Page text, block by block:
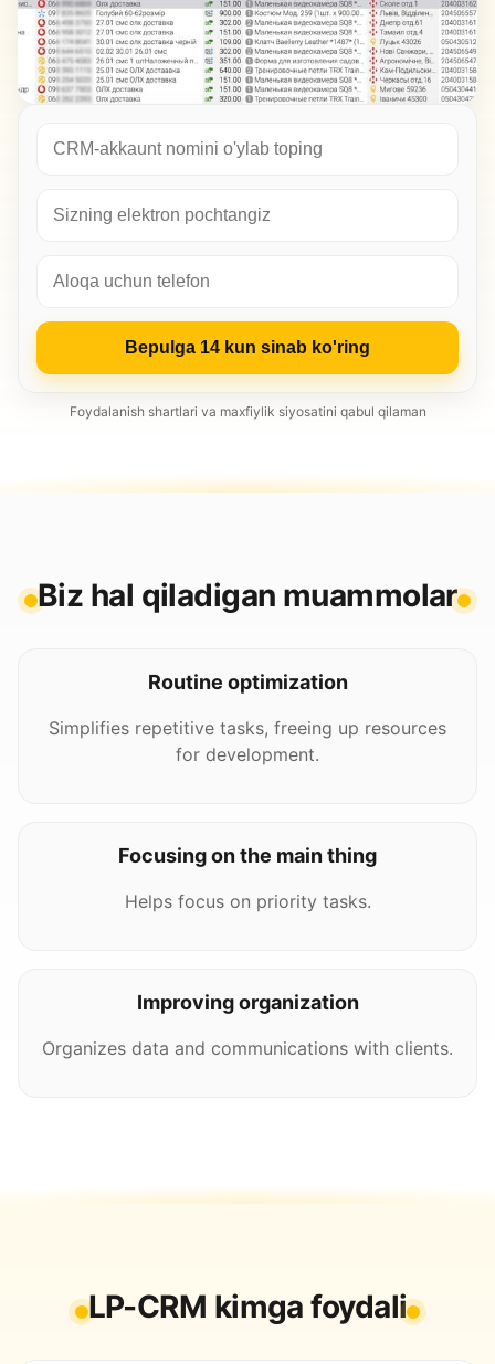
Bepulga 14 kun sinab ko'ring
Foydalanish shartlari va maxfiylik siyosatini qabul qilaman
Biz hal qiladigan muammolar
Routine optimization
Simplifies repetitive tasks, freeing up resources
for development.
Focusing on the main thing
Helps focus on priority tasks.
Improving organization
Organizes data and communications with clients.
LP-CRM kimga foydali